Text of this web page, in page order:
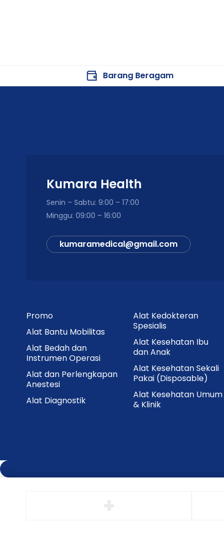
Barang Beragam
Kumara Health
Senin – Sabtu: 9:00 – 17:00
Minggu: 09:00 – 16:00
kumaramedical@gmail.com
Promo
Alat Bantu Mobilitas
Alat Bedah dan
Instrumen Operasi
Alat dan Perlengkapan
Anestesi
Alat Diagnostik
Alat Kedokteran
Spesialis
Alat Kesehatan Ibu
dan Anak
Alat Kesehatan Sekali
Pakai (Disposable)
Alat Kesehatan Umum
& Klinik